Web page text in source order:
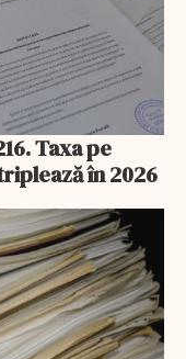
Taxa pe
în 2026